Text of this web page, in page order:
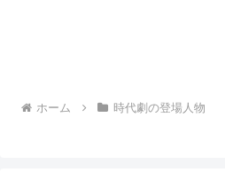
ホーム 時代劇の登場人物